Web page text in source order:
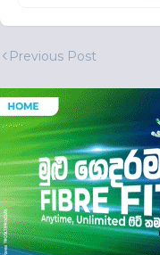
Previous Post